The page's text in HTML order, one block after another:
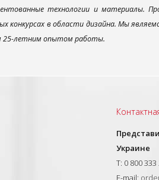
технологии и материалы.
в области дизайна. Мы
25-летним опытом работы.
Украине
T: 0 800 333
E-mail: